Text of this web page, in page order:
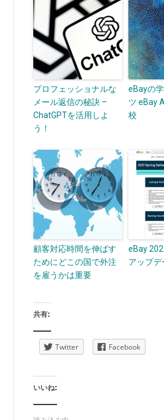
プロフェッショナルな
メール返信の秘訣 –
ChatGPTを活用しよ
う！
eBayの
ツ eBay
校
顧客対応時間を伸ばす
ためにどこの国で外注
を雇うかは重要
eBay
アップデ
共有:
Twitter Facebook
いいね: